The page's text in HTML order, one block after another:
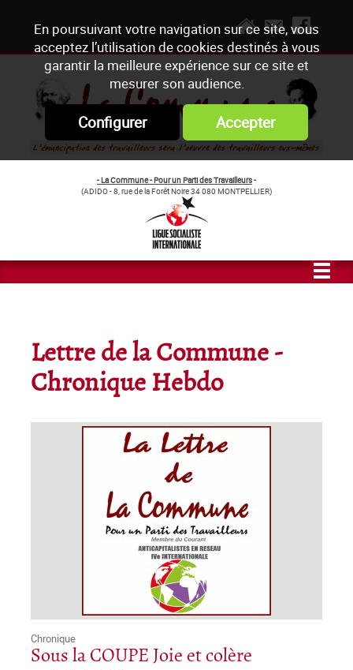
En poursuivant votre navigation sur ce site, vous
acceptez l’utilisation de cookies destinés à vous
garantir la meilleure expérience sur ce site et
mesurer son audience.
Configurer Accepter
- La Commune - Pour un Parti des Travailleurs-
(ADIDO - 8, rue de la Forêt Noire 34 080 MONTPELLIER)
Lettre de la Commune -
Chronique Hebdo
Chronique
Sous la COUPE Joie et colère